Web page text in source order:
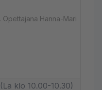
Hanna-Mari
klo 10.00-10.30)